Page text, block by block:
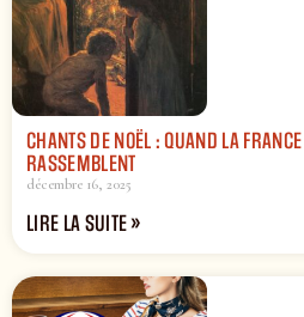
CHANTS DE NOËL : QUAND LA FRANCE
RASSEMBLENT
décembre 16, 2025
LIRE LA SUITE »